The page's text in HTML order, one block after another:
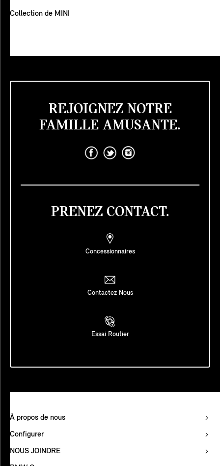
Collection de MINI
REJOIGNEZ NOTRE
FAMILLE AMUSANTE.
PRENEZ CONTACT.
Concessionnaires
Contactez Nous
Essai Routier
À propos de nous
Configurer
NOUS JOINDRE